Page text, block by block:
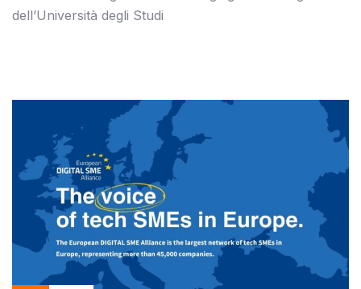
dell’Università degli Studi